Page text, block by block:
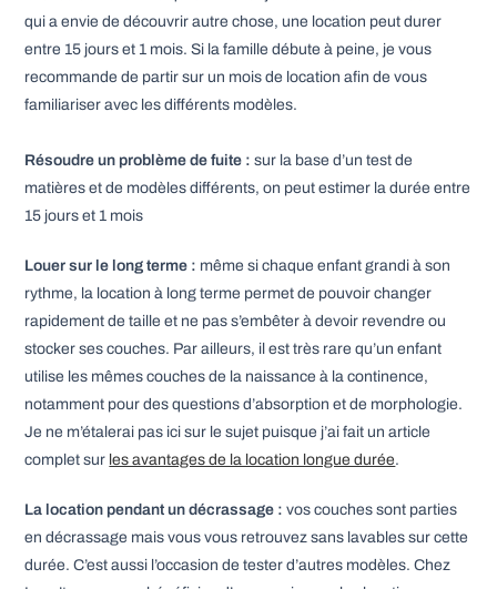
qui a envie de découvrir autre chose, une location peut durer
entre 15 jours et 1 mois. Si la famille débute à peine, je vous
recommande de partir sur un mois de location afin de vous
familiariser avec les différents modèles.
Résoudre un problème de fuite : sur la base d’un test de
matières et de modèles différents, on peut estimer la durée entre
15 jours et 1 mois
Louer sur le long terme : même si chaque enfant grandi à son
rythme, la location à long terme permet de pouvoir changer
rapidement de taille et ne pas s’embêter à devoir revendre ou
stocker ses couches. Par ailleurs, il est très rare qu’un enfant
utilise les mêmes couches de la naissance à la continence,
notamment pour des questions d’absorption et de morphologie.
Je ne m’étalerai pas ici sur le sujet puisque j’ai fait un article
complet sur les avantages de la location longue durée.
La location pendant un décrassage :vos couches sont parties
en décrassage mais vous vous retrouvez sans lavables sur cette
durée. C’est aussi l’occasion de tester d’autres modèles. Chez